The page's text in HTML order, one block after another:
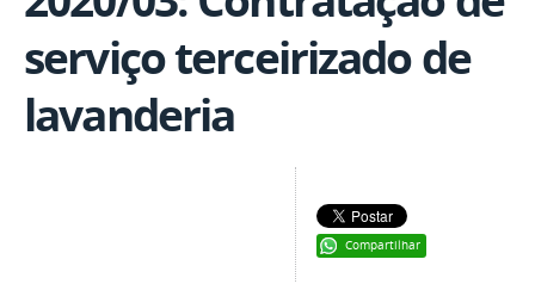
serviço terceirizado de
lavanderia
Compartilhar